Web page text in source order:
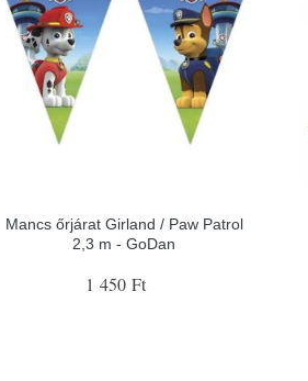
Mancs őrjárat Girland / Paw Patrol
2,3 m - GoDan
1 450 Ft